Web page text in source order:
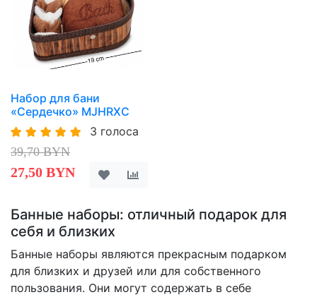
Набор для бани
«Сердечко» MJHRXC
3 голоса
39,70 BYN
27,50 BYN
Банные наборы: отличный подарок для
себя и близких
Банные наборы являются прекрасным подарком
для близких и друзей или для собственного
пользования. Они могут содержать в себе